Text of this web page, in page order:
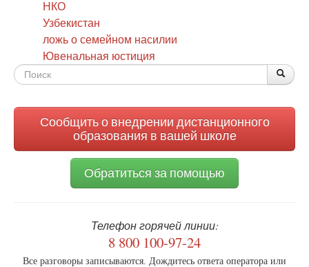
НКО
Узбекистан
ложь о семейном насилии
Ювенальная юстиция
Форма
Сообщить о внедрении дистанционного
образования в вашей школе
Обратиться за помощью
Телефон горячей линии:
8 800 100-97-24
Все разговоры записываются. Дождитесь ответа оператора или